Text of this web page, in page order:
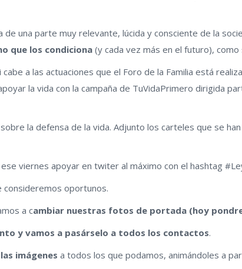
de una parte muy relevante, lúcida y consciente de la
que los condiciona (y cada vez más en el futuro),
a las actuaciones que el Foro de la Familia está
la vida con la campaña de TuVidaPrimero dirigida
sobre la defensa de la vida. Adjunto los carteles que se
viernes apoyar en twiter al máximo con el hashtag
consideremos oportunos.
a cambiar nuestras fotos de portada (hoy
y vamos a pasárselo a todos los contactos.
imágenes a todos los que podamos, animándoles a